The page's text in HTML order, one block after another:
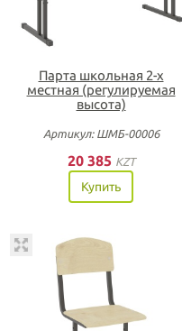
Парта школьная 2-х
местная (регулируемая
высота)
Артикул: ШМБ-00006
20 385 KZT
Купить